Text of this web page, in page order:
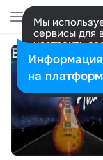
Мы
сервисы для
настроить
Разрешить
Информация
на